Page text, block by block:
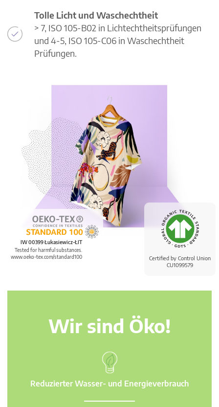
Certified by Control Union
CU1099579
IW 00399 Łukasiewicz-ŁIT
Tested for harmful substances.
www.oeko-tex.com/standard100
Tolle Licht und Waschechtheit
> 7, ISO 105-B02 in Lichtechtheitsprüfungen
und 4-5, ISO 105-C06 in Waschechtheit
Prüfungen.
Wir sind Öko!
Reduzierter Wasser- und Energieverbrauch